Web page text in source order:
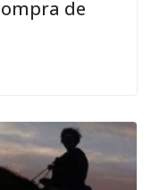
de